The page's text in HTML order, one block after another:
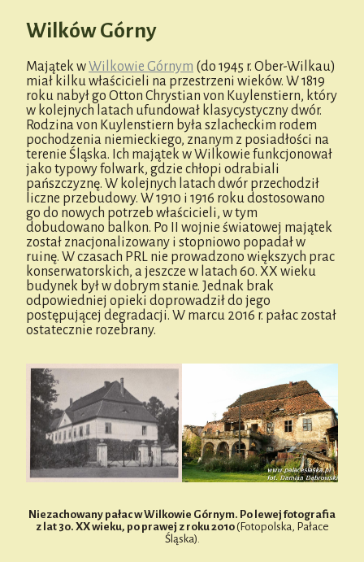
Wilków Górny
Majątek wWilkowie Górnym (do 1945 r. Ober-Wilkau)
miał kilku właścicieli na przestrzeni wieków. W 1819
roku nabył go Otton Chrystian von Kuylenstiern, który
w kolejnych latach ufundował klasycystyczny dwór.
Rodzina von Kuylenstiern była szlacheckim rodem
pochodzenia niemieckiego, znanym z posiadłości na
terenie Śląska. Ich majątek w Wilkowie funkcjonował
jako typowy folwark, gdzie chłopi odrabiali
pańszczyznę. W kolejnych latach dwór przechodził
liczne przebudowy. W 1910 i 1916 roku dostosowano
go do nowych potrzeb właścicieli, w tym
dobudowano balkon. Po II wojnie światowej majątek
został znacjonalizowany i stopniowo popadał w
ruinę. W czasach PRL nie prowadzono większych prac
konserwatorskich, a jeszcze w latach 60. XX wieku
budynek był w dobrym stanie. Jednak brak
odpowiedniej opieki doprowadził do jego
postępującej degradacji. W marcu 2016 r. pałac został
ostatecznie rozebrany.
Niezachowany pałac w Wilkowie Górnym. Po lewej fotografia
z lat 30. XX wieku, po prawej z roku 2010(Fotopolska, Pałace
Śląska).